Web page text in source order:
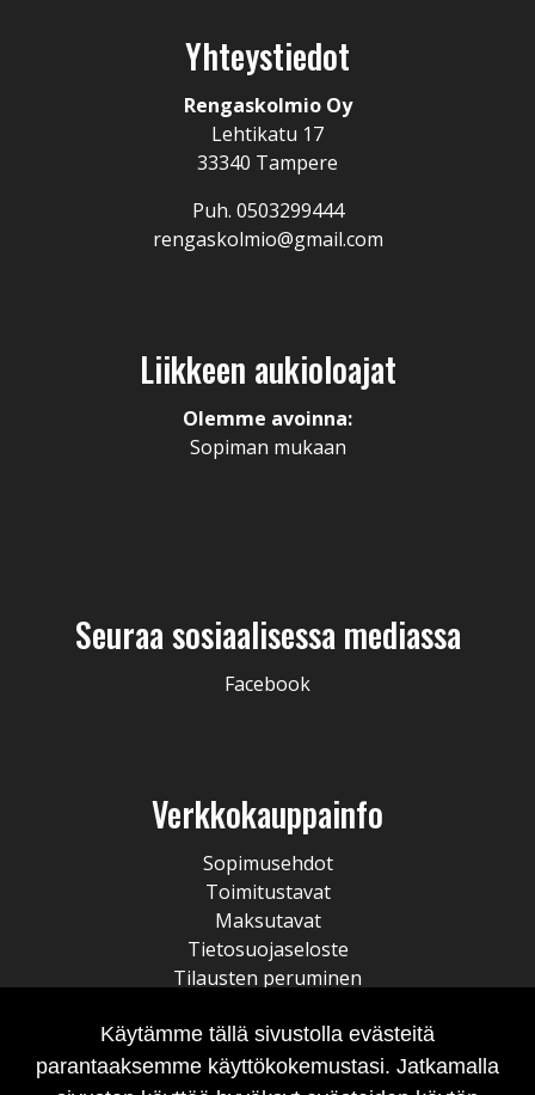
Yhteystiedot
Rengaskolmio Oy
Lehtikatu 17
33340 Tampere
Puh. 0503299444
rengaskolmio@gmail.com
Liikkeen aukioloajat
Olemme avoinna:
Sopiman mukaan
Seuraa sosiaalisessa mediassa
Facebook
Verkkokauppainfo
Sopimusehdot
Toimitustavat
Maksutavat
Tietosuojaseloste
Tilausten peruminen
Käytämme tällä sivustolla evästeitä
parantaaksemme käyttökokemustasi. Jatkamalla